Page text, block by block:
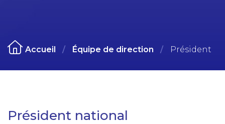
Accueil Équipe de direction Président
Président national